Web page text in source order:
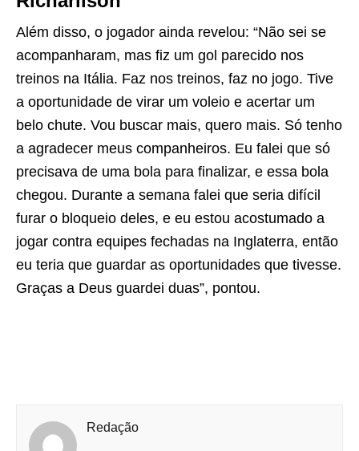
Além disso, o jogador ainda revelou: “Não sei se
acompanharam, mas fiz um gol parecido nos
treinos na Itália. Faz nos treinos, faz no jogo. Tive
a oportunidade de virar um voleio e acertar um
belo chute. Vou buscar mais, quero mais. Só tenho
a agradecer meus companheiros. Eu falei que só
precisava de uma bola para finalizar, e essa bola
chegou. Durante a semana falei que seria difícil
furar o bloqueio deles, e eu estou acostumado a
jogar contra equipes fechadas na Inglaterra, então
eu teria que guardar as oportunidades que tivesse.
Graças a Deus guardei duas”, pontou.
Redação